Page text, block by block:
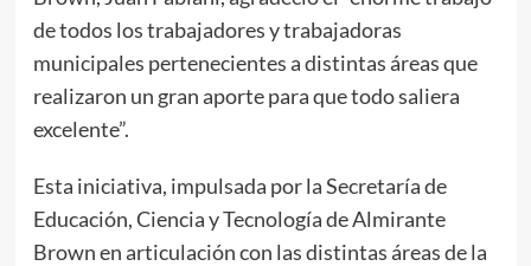
de todos los trabajadores y trabajadoras
municipales pertenecientes a distintas áreas que
realizaron un gran aporte para que todo saliera
excelente”.
Esta iniciativa, impulsada por la Secretaría de
Educación, Ciencia y Tecnología de Almirante
Brown en articulación con las distintas áreas de la